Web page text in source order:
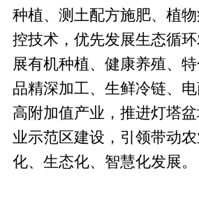
种植、测土配方施肥、植
控技术，优先发展生态循
展有机种植、健康养殖、
品精深加工、生鲜冷链、
高附加值产业，推进灯塔
业示范区建设，引领带动
化、生态化、智慧化发展。